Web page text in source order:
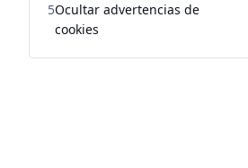
5Ocultar advertencias de
cookies